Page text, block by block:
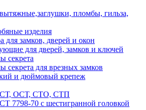
пломбы, гильза,
изделия
для замков, дверей и окон
для дверей, замков и ключей
секрета
секрета для врезных замков
и дюймовый крепеж
ОСТ, СТО, СТП
7798-70 с шестигранной головкой